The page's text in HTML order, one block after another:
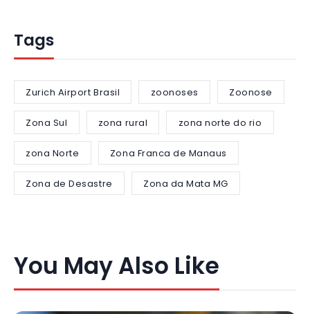
Tags
Zurich Airport Brasil zoonoses Zoonose
Zona Sul zona rural zona norte do rio
zona Norte Zona Franca de Manaus
Zona de Desastre Zona da Mata MG
You May Also Like